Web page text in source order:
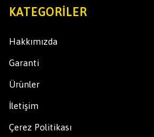
KATEGORILER
Hakkımızda
Garanti
Ürünler
İletişim
Çerez Politikası